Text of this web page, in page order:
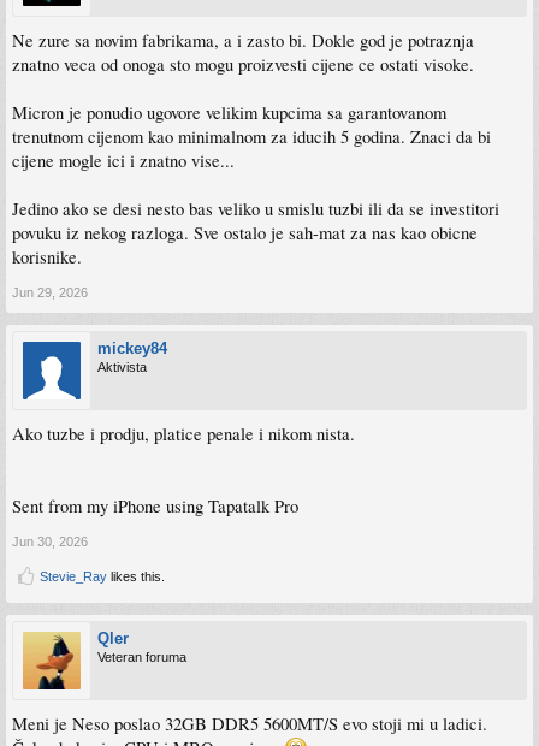
Ne zure sa novim fabrikama, a i zasto bi. Dokle god je potraznja
znatno veca od onoga sto mogu proizvesti cijene ce ostati visoke.
Micron je ponudio ugovore velikim kupcima sa garantovanom
trenutnom cijenom kao minimalnom za iducih 5 godina. Znaci da bi
cijene mogle ici i znatno vise...
Jedino ako se desi nesto bas veliko u smislu tuzbi ili da se investitori
povuku iz nekog razloga. Sve ostalo je sah-mat za nas kao obicne
korisnike.
Jun 29, 2026
mickey84
Aktivista
Ako tuzbe i prodju, platice penale i nikom nista.
Sent from my iPhone using Tapatalk Pro
Jun 30, 2026
Stevie_Ray likes this.
Qler
Veteran foruma
Meni je Neso poslao 32GB DDR5 5600MT/S evo stoji mi u ladici.